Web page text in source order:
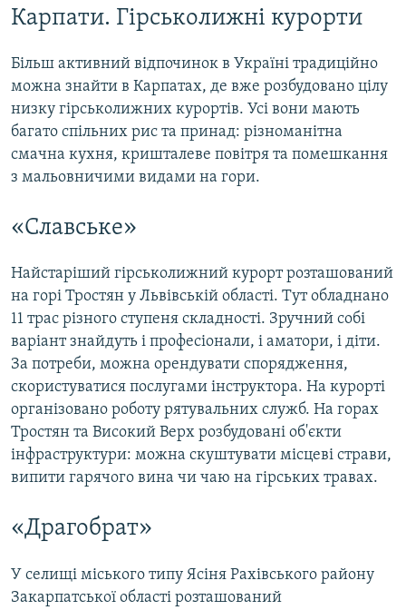
Карпати. Гірськолижні курорти
Більш активний відпочинок в Україні традиційно
можна знайти в Карпатах, де вже розбудовано цілу
низку гірськолижних курортів. Усі вони мають
багато спільних рис та принад: різноманітна
смачна кухня, кришталеве повітря та помешкання
з мальовничими видами на гори.
«Славське»
Найстаріший гірськолижний курорт розташований
на горі Тростян у Львівській області. Тут обладнано
11 трас різного ступеня складності. Зручний собі
варіант знайдуть і професіонали, і аматори, і діти.
За потреби, можна орендувати спорядження,
скористуватися послугами інструктора. На курорті
організовано роботу рятувальних служб. На горах
Тростян та Високий Верх розбудовані об'єкти
інфраструктури: можна скуштувати місцеві страви,
випити гарячого вина чи чаю на гірських травах.
«Драгобрат»
У селищі міського типу Ясіня Рахівського району
Закарпатської області розташований